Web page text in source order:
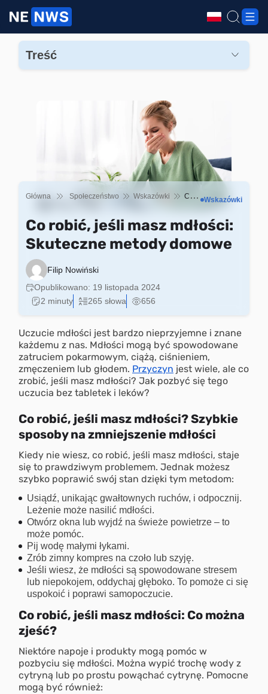
Główna Społeczeństwo Wskazówki Co robić, jeśli masz mdłości: Skuteczne metody domowe Wskazówki
Co robić, jeśli masz mdłości:
Skuteczne metody domowe
Filip Nowiński
2 minuty 265 słowa 656
Opublikowano: 19 listopada 2024
Uczucie mdłości jest bardzo nieprzyjemne i znane
każdemu z nas. Mdłości mogą być spowodowane
zatruciem pokarmowym, ciążą, ciśnieniem,
zmęczeniem lub głodem. Przyczyn jest wiele, ale co
zrobić, jeśli masz mdłości? Jak pozbyć się tego
uczucia bez tabletek i leków?
Co robić, jeśli masz mdłości? Szybkie
sposoby na zmniejszenie mdłości
Kiedy nie wiesz, co robić, jeśli masz mdłości, staje
się to prawdziwym problemem. Jednak możesz
szybko poprawić swój stan dzięki tym metodom:
Usiądź, unikając gwałtownych ruchów, i odpocznij.
Leżenie może nasilić mdłości.
Otwórz okna lub wyjdź na świeże powietrze – to
może pomóc.
Pij wodę małymi łykami.
Zrób zimny kompres na czoło lub szyję.
Jeśli wiesz, że mdłości są spowodowane stresem
lub niepokojem, oddychaj głęboko. To pomoże ci się
uspokoić i poprawi samopoczucie.
Co robić, jeśli masz mdłości: Co można
zjeść?
Niektóre napoje i produkty mogą pomóc w
pozbyciu się mdłości. Można wypić trochę wody z
cytryną lub po prostu powąchać cytrynę. Pomocne
mogą być również:
Treść
Co robić, jeśli masz mdłości: Co można zjeść?